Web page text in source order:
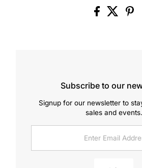
Subscribe to our
Signup for our newsletter to
sales and events.
Address